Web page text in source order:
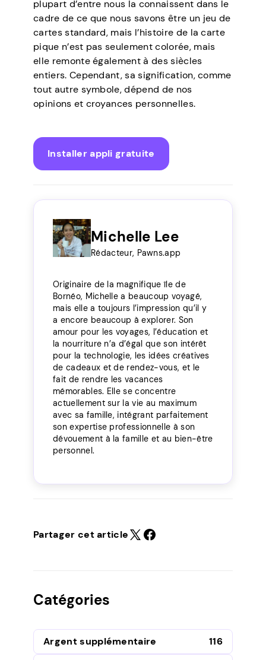
plupart d’entre nous la connaissent dans le
cadre de ce que nous savons être un jeu de
cartes standard, mais l’histoire de la carte
pique n’est pas seulement colorée, mais
elle remonte également à des siècles
entiers. Cependant, sa signification, comme
tout autre symbole, dépend de nos
opinions et croyances personnelles.
Installer appli gratuite
Michelle Lee
Rédacteur, Pawns.app
Originaire de la magnifique île de
Bornéo, Michelle a beaucoup voyagé,
mais elle a toujours l’impression qu’il y
a encore beaucoup à explorer. Son
amour pour les voyages, l’éducation et
la nourriture n’a d’égal que son intérêt
pour la technologie, les idées créatives
de cadeaux et de rendez-vous, et le
fait de rendre les vacances
mémorables. Elle se concentre
actuellement sur la vie au maximum
avec sa famille, intégrant parfaitement
son expertise professionnelle à son
dévouement à la famille et au bien-être
personnel.
Partager cet article
Catégories
Argent supplémentaire
116